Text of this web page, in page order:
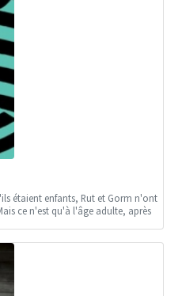
étaient enfants, Rut et Gorm n'ont
ce n'est qu'à l'âge adulte, après